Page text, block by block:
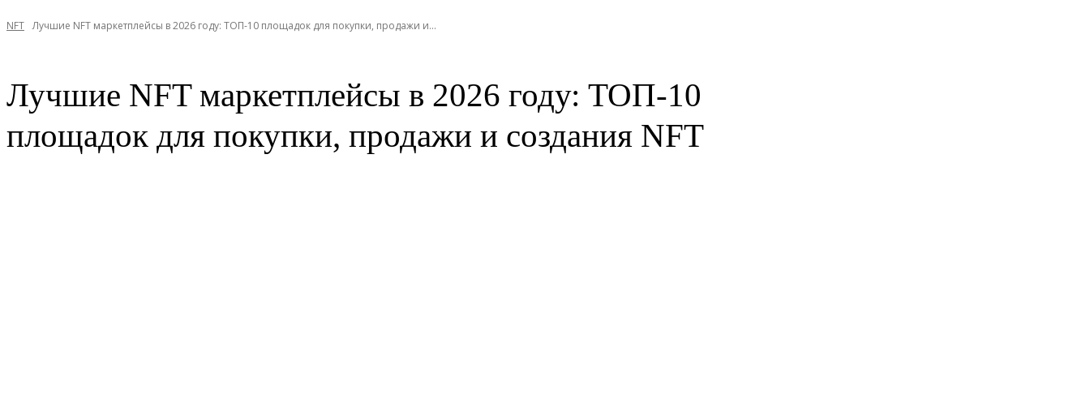
NFT Лучшие NFT маркетплейсы в 2026 году: ТОП-10 площадок для покупки, продажи и...
Лучшие NFT маркетплейсы в 2026 году: ТОП-10
площадок для покупки, продажи и создания NFT